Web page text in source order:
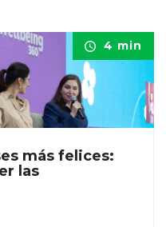
4 min
más felices:
las